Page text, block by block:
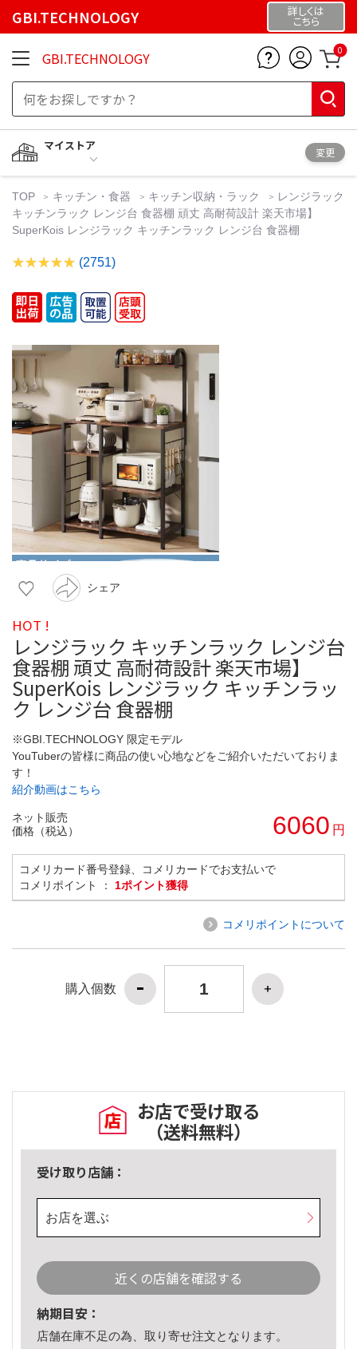
GBI.TECHNOLOGY 詳しくは
こちら
GBI.TECHNOLOGY 0
マイストア
変更
TOP キッチン・食器 キッチン収納・ラック
レンジラック
キッチンラック レンジ台 食器棚 頑丈 高耐荷設計 楽天市場】
SuperKois レンジラック キッチンラック レンジ台 食器棚
(2751)
シェア
HOT !
レンジラック キッチンラック レンジ台
食器棚 頑丈 高耐荷設計 楽天市場】
SuperKois レンジラック キッチンラッ
ク レンジ台 食器棚
※GBI.TECHNOLOGY 限定モデル
YouTuberの皆様に商品の使い心地などをご紹介いただいておりま
す！
紹介動画はこちら
ネット販売
価格（税込）
6060 円
コメリカード番号登録、コメリカードでお支払いで
コメリポイント ： 1ポイント獲得
コメリポイントについて
購入個数
お店で受け取る
（送料無料）
受け取り店舗：
お店を選ぶ
近くの店舗を確認する
納期目安：
店舗在庫不足の為、取り寄せ注文となります。